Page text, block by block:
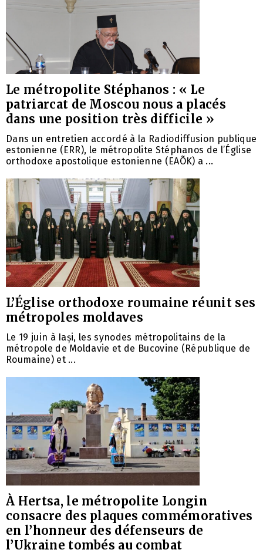
Le métropolite Stéphanos : « Le
patriarcat de Moscou nous a placés
dans une position très difficile »
Dans un entretien accordé à la Radiodiffusion publique
estonienne (ERR), le métropolite Stéphanos de l’Église
orthodoxe apostolique estonienne (EAÕK) a ...
L’Église orthodoxe roumaine réunit ses
métropoles moldaves
Le 19 juin à Iași, les synodes métropolitains de la
métropole de Moldavie et de Bucovine (République de
Roumaine) et ...
À Hertsa, le métropolite Longin
consacre des plaques commémoratives
en l’honneur des défenseurs de
l’Ukraine tombés au combat